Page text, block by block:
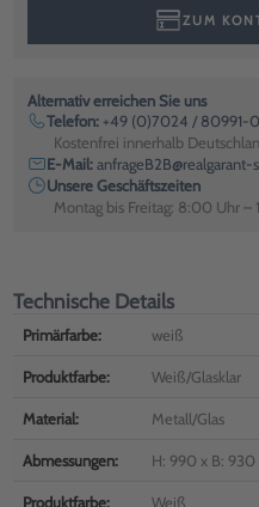
ZUM
Alternativ erreichen Sie uns
Telefon: +49 (0)7024 / 80991-0
Kostenfrei innerhalb
E-Mail:anfrageB2B@realgarant-
Unsere Geschäftszeiten
Montag bis Freitag: 8:00 Uhr –
Technische Details
Primärfarbe: weiß
Produktfarbe: Weiß/Glasklar
Material: Metall/Glas
Abmessungen: H: 990 x B:
Produktfarbe: Weiß